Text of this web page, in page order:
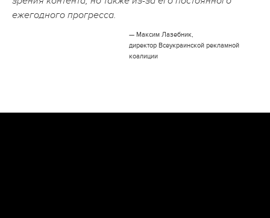
ежегодного прогресса.
— Максим Лазебник,
директор Всеукраинской рекламной
коалиции